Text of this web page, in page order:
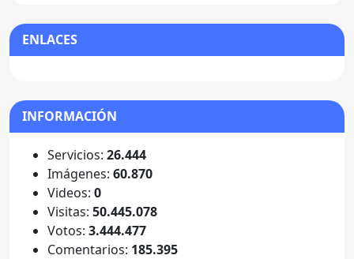
ENLACES
INFORMACIÓN
Servicios: 26.444
Imágenes: 60.870
Videos: 0
Visitas: 50.445.078
Votos: 3.444.477
Comentarios: 185.395